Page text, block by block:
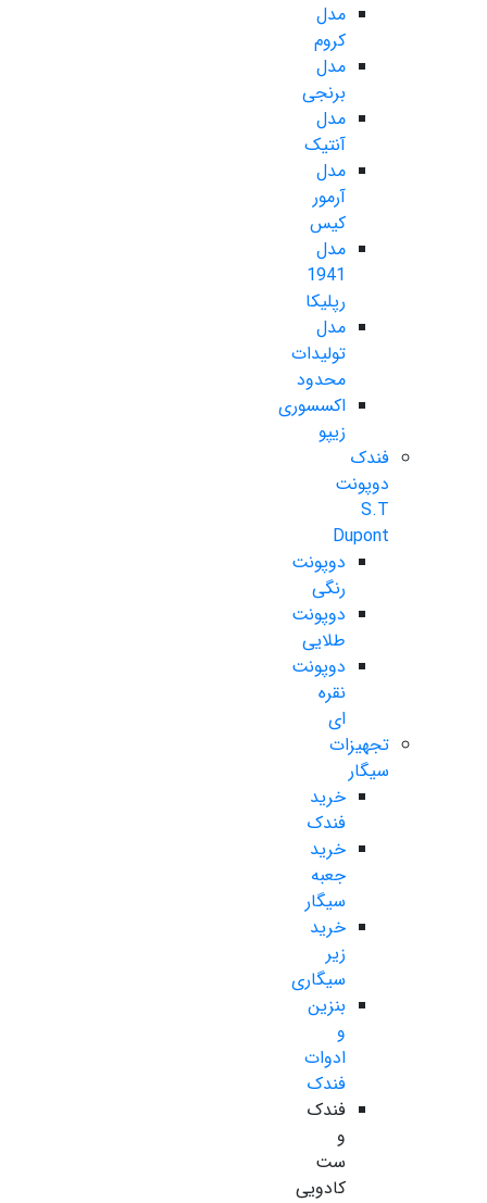
مدل
کروم
مدل
برنجی
مدل
آنتیک
مدل
آرمور
کیس
مدل
1941
رپلیکا
مدل
تولیدات
محدود
اکسسوری
زیپو
فندک
دوپونت
S.T
Dupont
دوپونت
رنگی
دوپونت
طلایی
دوپونت
نقره
ای
تجهیزات
سیگار
خرید
فندک
خرید
جعبه
سیگار
خرید
زیر
سیگاری
بنزین
و
ادوات
فندک
فندک
و
ست
کادویی